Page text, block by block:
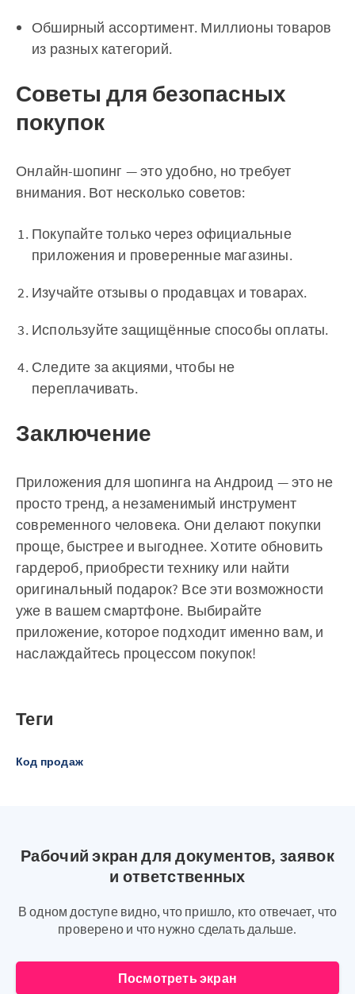
Обширный ассортимент. Миллионы товаров
из разных категорий.
Советы для безопасных
покупок
Онлайн-шопинг — это удобно, но требует
внимания. Вот несколько советов:
Покупайте только через официальные
приложения и проверенные магазины.
Изучайте отзывы о продавцах и товарах.
Используйте защищённые способы оплаты.
Следите за акциями, чтобы не
переплачивать.
Заключение
Приложения для шопинга на Андроид — это не
просто тренд, а незаменимый инструмент
современного человека. Они делают покупки
проще, быстрее и выгоднее. Хотите обновить
гардероб, приобрести технику или найти
оригинальный подарок? Все эти возможности
уже в вашем смартфоне. Выбирайте
приложение, которое подходит именно вам, и
наслаждайтесь процессом покупок!
Теги
Код продаж
Рабочий экран для документов, заявок
и ответственных
В одном доступе видно, что пришло, кто отвечает, что
проверено и что нужно сделать дальше.
Посмотреть экран